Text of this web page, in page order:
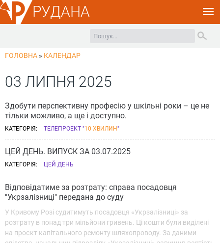
РУДАНА
ГОЛОВНА » КАЛЕНДАР
03 ЛИПНЯ 2025
Здобути перспективну професію у шкільні роки – це не
тільки можливо, а ще і доступно.
КАТЕГОРІЯ: ТЕЛЕПРОЕКТ "10 ХВИЛИН"
ЦЕЙ ДЕНЬ. ВИПУСК ЗА 03.07.2025
КАТЕГОРІЯ: ЦЕЙ ДЕНЬ
Відповідатиме за розтрату: справа посадовця
"Укрзалізниці" передана до суду
У Кривому Розі судитимуть посадовця «Укрзалізниці» за
розтрату в понад три мільйони гривень. Ці кошти були виділені
на проєкт капітального ремонту шляхопроводу. За даними